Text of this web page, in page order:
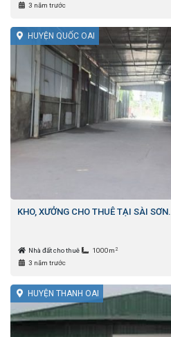
3 năm trước
HUYỆN QUỐC OAI
KHO, XƯỞNG CHO THUÊ TẠI SÀI
Nhà đất cho thuê 1000m 2
3 năm trước
HUYỆN THANH OAI